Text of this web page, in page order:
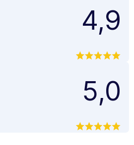
4,9
5,0